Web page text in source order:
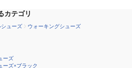
カテゴリ
シューズ ウォーキングシューズ
ーズ
ーズ×ブラック